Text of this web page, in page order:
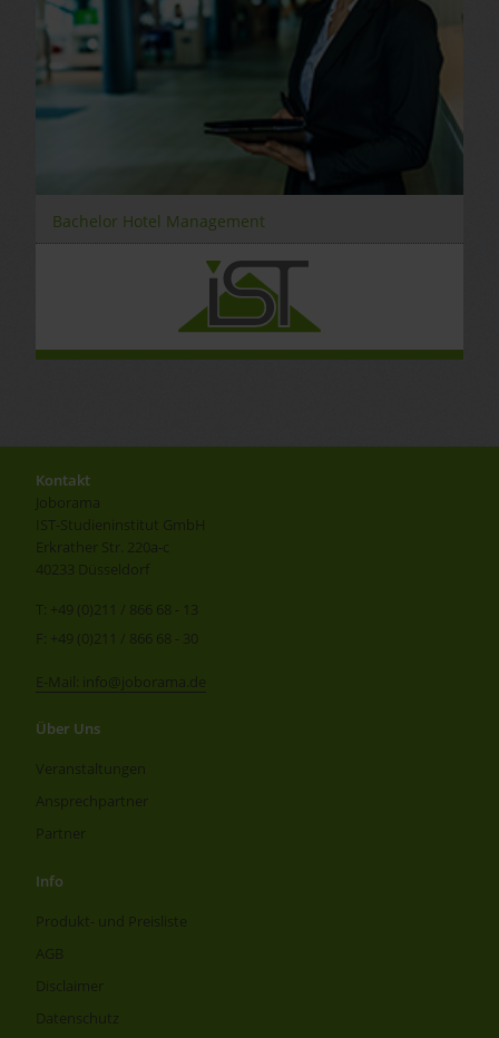
Bachelor Hotel Management
Kontakt
Joborama
IST-Studieninstitut GmbH
Erkrather Str. 220a-c
40233 Düsseldorf
T: +49 (0)211 / 866 68 - 13
F: +49 (0)211 / 866 68 - 30
E-Mail: info@joborama.de
Über Uns
Veranstaltungen
Ansprechpartner
Partner
Info
Produkt- und Preisliste
AGB
Disclaimer
Datenschutz